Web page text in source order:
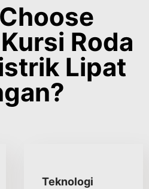
Roda
Lipat
Teknologi